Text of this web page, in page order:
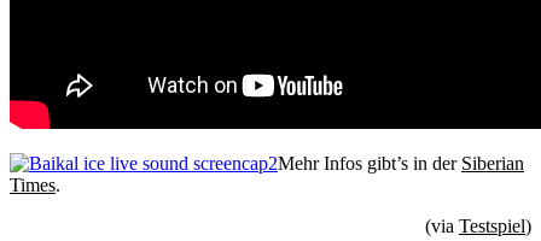
Mehr Infos gibt’s in der Siberian
Times.
(via Testspiel)